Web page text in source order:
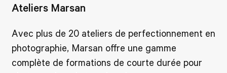
Ateliers Marsan
Avec plus de 20 ateliers de perfectionnement en
photographie, Marsan offre une gamme
complète de formations de courte durée pour